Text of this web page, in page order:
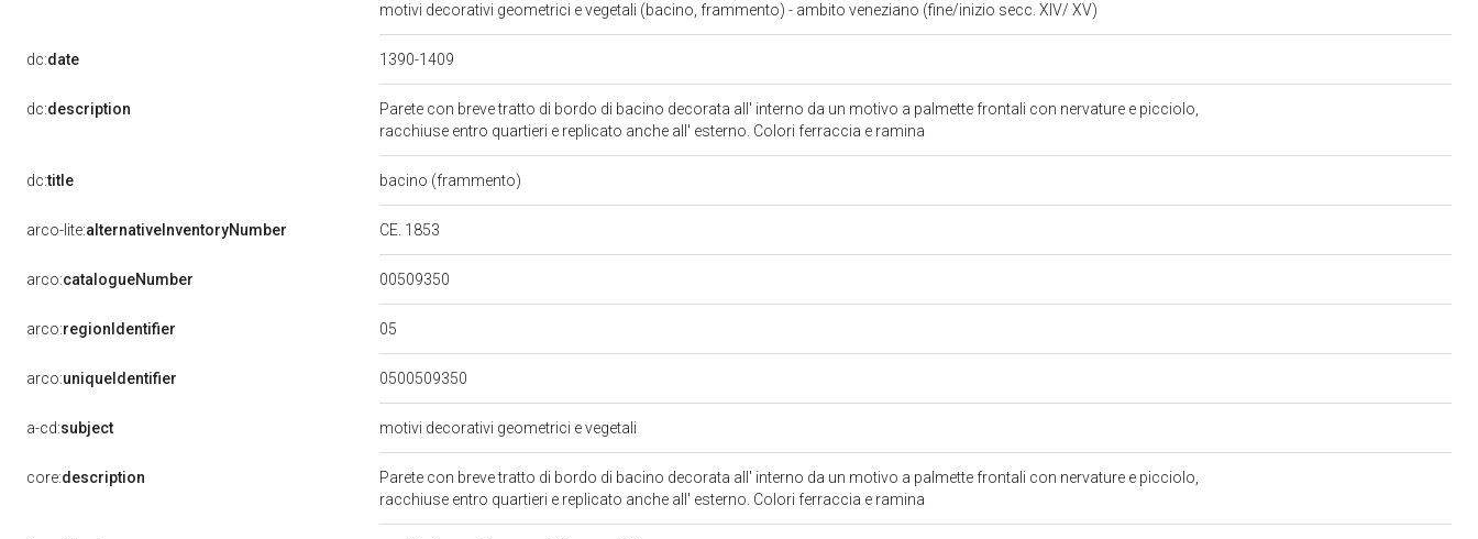
motivi decorativi geometrici e vegetali (bacino, frammento) - ambito veneziano (fine/inizio secc. XIV/ XV)
dc:date 1390-1409
dc:description
Parete con breve tratto di bordo di bacino decorata all' interno da un motivo a palmette frontali con nervature e picciolo,
racchiuse entro quartieri e replicato anche all' esterno. Colori ferraccia e ramina
dc:title bacino (frammento)
arco-lite:alternativeInventoryNumber CE. 1853
arco:catalogueNumber 00509350
arco:regionIdentifier 05
arco:uniqueIdentifier 0500509350
a-cd:subject motivi decorativi geometrici e vegetali
core:description
Parete con breve tratto di bordo di bacino decorata all' interno da un motivo a palmette frontali con nervature e picciolo,
racchiuse entro quartieri e replicato anche all' esterno. Colori ferraccia e ramina